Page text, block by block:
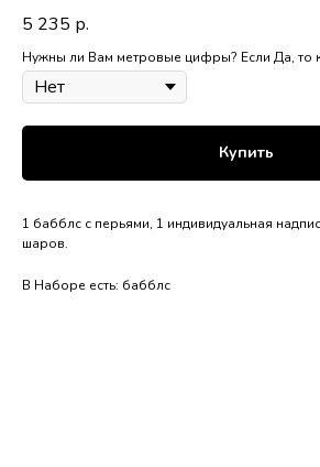
5 235 р.
Нужны ли Вам метровые цифры? Если Да, то
Купить
1 бабблс с перьями, 1 индивидуальная
шаров.
В Наборе есть: бабблс